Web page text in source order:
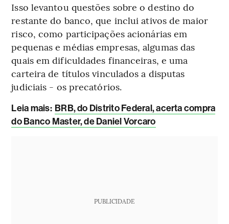
Isso levantou questões sobre o destino do
restante do banco, que inclui ativos de maior
risco, como participações acionárias em
pequenas e médias empresas, algumas das
quais em dificuldades financeiras, e uma
carteira de títulos vinculados a disputas
judiciais - os precatórios.
Leia mais: BRB, do Distrito Federal, acerta compra
do Banco Master, de Daniel Vorcaro
PUBLICIDADE